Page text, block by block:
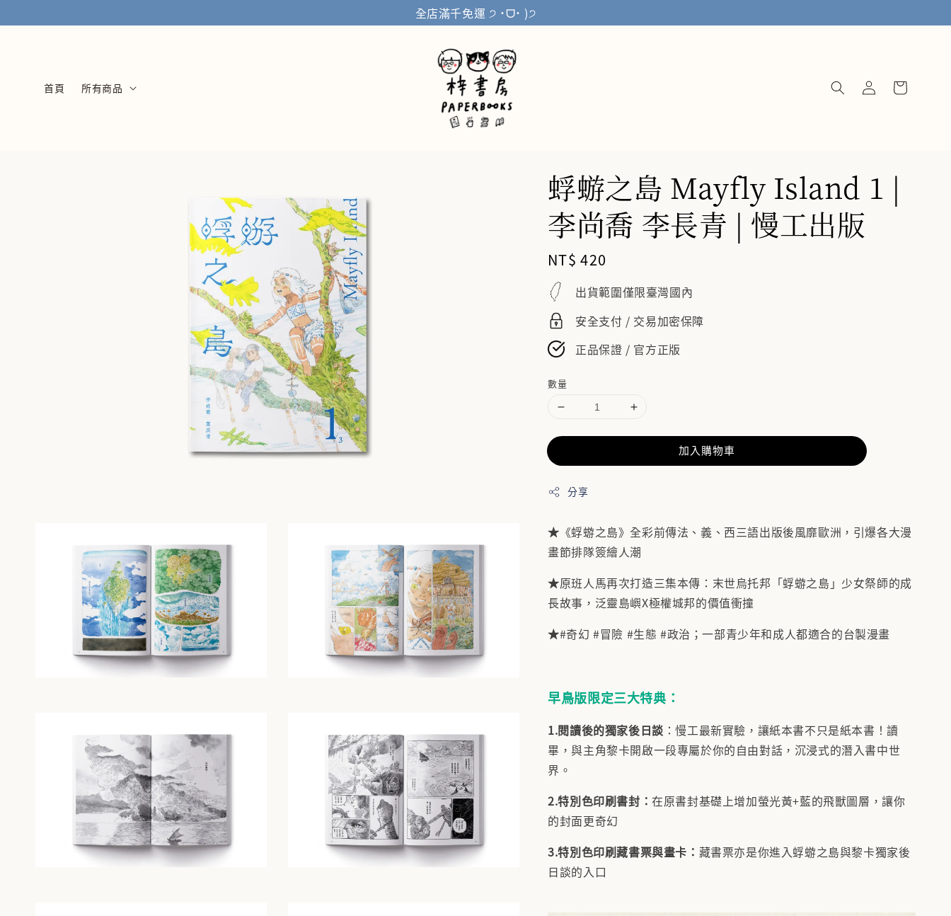
全店滿千免運 ੭ ˙ᗜ˙ )੭
首頁 所有商品
蜉蝣之島 Mayfly Island 1 |
李尚喬 李長青 | 慢工出版
Regular
price
NT$ 420
出貨範圍僅限臺灣國內
安全支付 / 交易加密保障
正品保證 / 官方正版
數量
加入購物車
分享
★ 《蜉蝣之島》全彩前傳法、義、西三語出版後風靡歐洲，引爆各大漫
畫節排隊簽繪人潮
★原班人馬再次打造三集本傳：末世烏托邦「蜉蝣之島」少女祭師的成
長故事，泛靈島嶼X極權城邦的價值衝撞
★#奇幻 #冒險 #生態 #政治；一部青少年和成人都適合的台製漫畫
早鳥版限定三大特典：
1.閱讀後的獨家後日談 ：慢工最新實驗，讓紙本書不只是紙本書！讀
畢，與主角黎卡開啟一段專屬於你的自由對話，沉浸式的潛入書中世
界。
2.特別色印刷書封：在原書封基礎上增加螢光黃+藍的飛獸圖層，讓你
的封面更奇幻
3.特別色印刷藏書票與畫卡： 藏書票亦是你進入蜉蝣之島與黎卡獨家後
日談的入口